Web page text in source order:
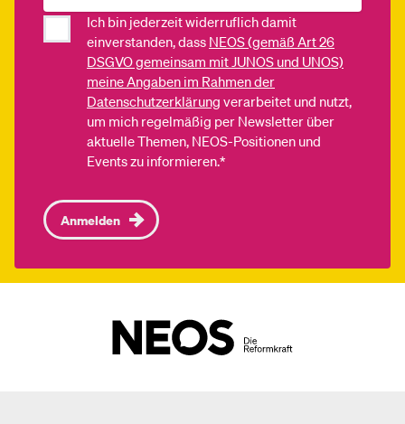
Ich bin jederzeit widerruflich damit
einverstanden, dass NEOS (gemäß Art 26
DSGVO gemeinsam mit JUNOS und UNOS)
meine Angaben im Rahmen der
Datenschutzerklärung verarbeitet und nutzt,
um mich regelmäßig per Newsletter über
aktuelle Themen, NEOS-Positionen und
Events zu informieren.*
Anmelden